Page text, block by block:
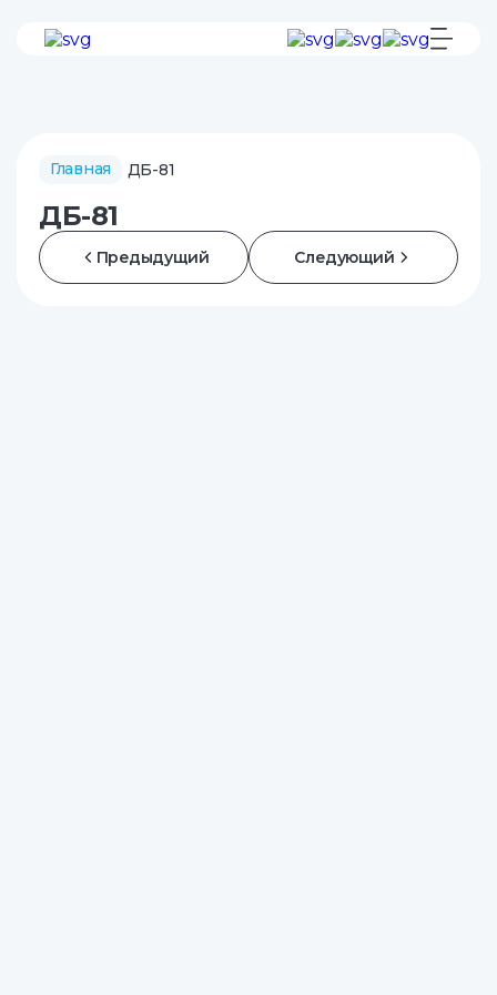
Главная ДБ-81
ДБ-81
Предыдущий Следующий